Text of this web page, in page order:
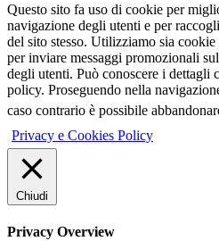
Questo sito fa uso di cookie per
navigazione degli utenti e per
del sito stesso. Utilizziamo sia
per inviare messaggi promozionali
degli utenti. Può conoscere i dettagli
policy. Proseguendo nella
caso contrario è possibile
Privacy e Cookies Policy
Chiudi
Privacy Overview